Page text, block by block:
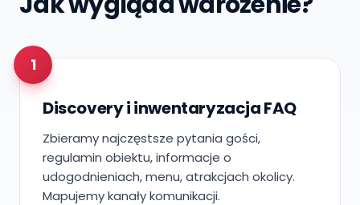
1
Discovery i inwentaryzacja FAQ
Zbieramy najczęstsze pytania gości,
regulamin obiektu, informacje o
udogodnieniach, menu, atrakcjach okolicy.
Mapujemy kanały komunikacji.